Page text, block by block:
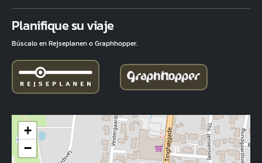
Planifique su viaje
Búscalo en Rejseplanen o Graphhopper.
+
−